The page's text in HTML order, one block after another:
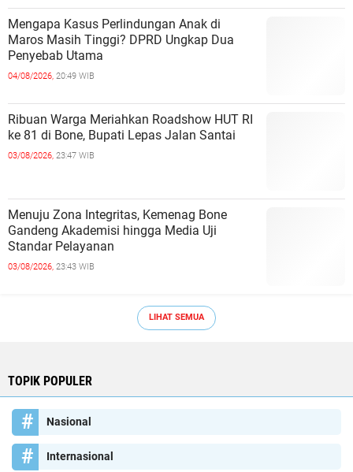
Mengapa Kasus Perlindungan Anak di
Maros Masih Tinggi? DPRD Ungkap Dua
Penyebab Utama
04/08/2026, 20:49 WIB
Ribuan Warga Meriahkan Roadshow HUT RI
ke 81 di Bone, Bupati Lepas Jalan Santai
03/08/2026, 23:47 WIB
Menuju Zona Integritas, Kemenag Bone
Gandeng Akademisi hingga Media Uji
Standar Pelayanan
03/08/2026, 23:43 WIB
LIHAT SEMUA
TOPIK POPULER
Nasional
Internasional